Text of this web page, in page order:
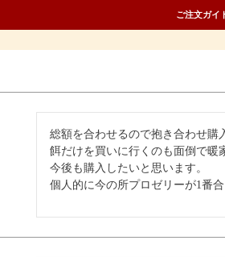
ご注文ガイ
総額を合わせるので抱き合わせ購
餌だけを買いに行くのも面倒で暖
今後も購入したいと思います。
個人的に今の所プロゼリーが1番